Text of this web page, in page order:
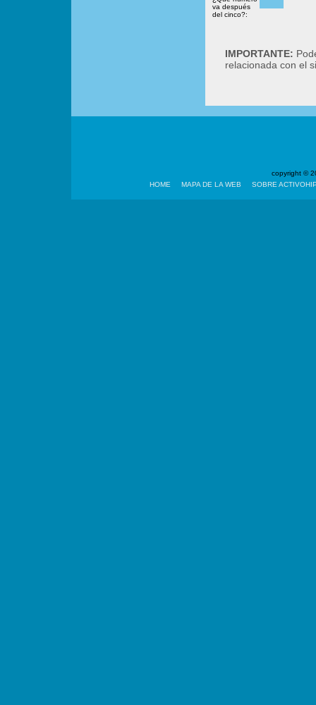
va después
del cinco?:
IMPORTANTE:
relacionada con el
copyright ©
HOME
MAPA DE LA WEB SOBRE